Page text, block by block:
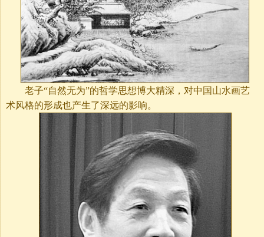
老子“自然无为”的哲学思想博大精深，对中国山水画艺
术风格的形成也产生了深远的影响。